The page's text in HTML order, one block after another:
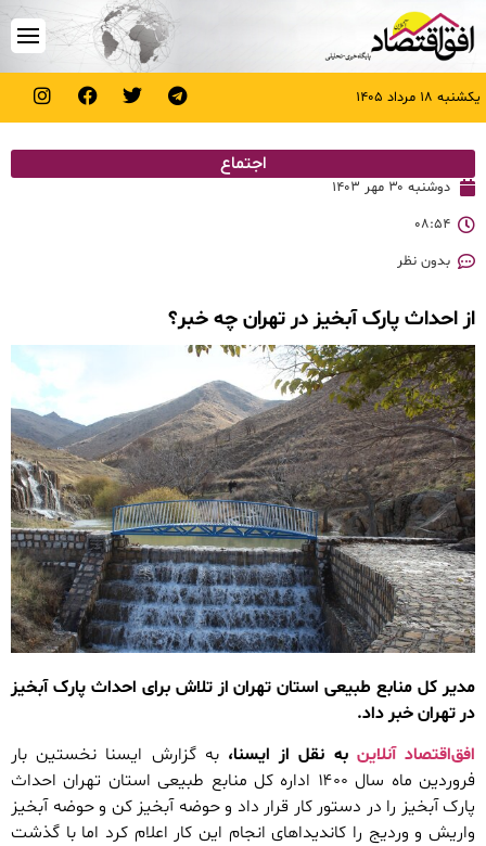
یکشنبه ۱۸ مرداد ۱۴۰۵
اجتماع
دوشنبه ۳۰ مهر ۱۴۰۳
۰۸:۵۴
بدون نظر
از احداث پارک آبخیز در تهران چه خبر؟
مدیر کل منابع طبیعی استان تهران از تلاش برای احداث پارک آبخیز
در تهران خبر داد.
افق‌اقتصاد آنلاین به نقل از ایسنا، به گزارش ایسنا نخستین بار
فروردین ماه سال ۱۴۰۰ اداره کل منابع طبیعی استان تهران احداث
پارک آبخیز را در دستور کار قرار داد و حوضه آبخیز کن و حوضه آبخیز
واریش و وردیج را کاندیداهای انجام این کار اعلام کرد اما با گذشت